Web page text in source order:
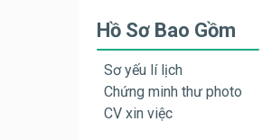
Hồ Sơ Bao Gồm
Sơ yếu lí lịch
Chứng minh thư photo
CV xin việc